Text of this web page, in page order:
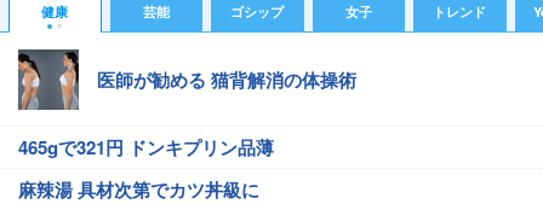
健康 芸能 ゴシップ 女子 トレンド
医師が勧める 猫背解消の体操術
465gで321円 ドンキプリン品薄
麻辣湯 具材次第でカツ丼級に